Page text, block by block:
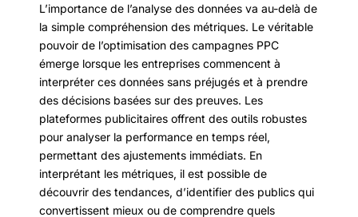
L’importance de l’analyse des données va au-delà de
la simple compréhension des métriques. Le véritable
pouvoir de l’optimisation des campagnes PPC
émerge lorsque les entreprises commencent à
interpréter ces données sans préjugés et à prendre
des décisions basées sur des preuves. Les
plateformes publicitaires offrent des outils robustes
pour analyser la performance en temps réel,
permettant des ajustements immédiats. En
interprétant les métriques, il est possible de
découvrir des tendances, d’identifier des publics qui
convertissent mieux ou de comprendre quels